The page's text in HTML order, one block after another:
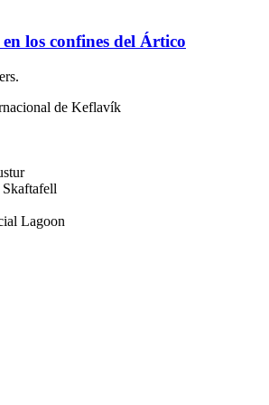
los confines del Ártico
de Keflavík
Skaftafell
Lagoon